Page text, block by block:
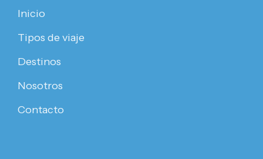
Inicio
Tipos de viaje
Destinos
Nosotros
Contacto